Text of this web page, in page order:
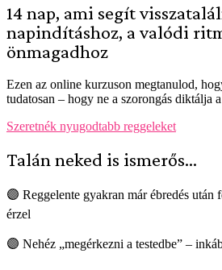
14 nap, ami segít
napindításhoz, a valódi
önmagadhoz
Ezen az online kurzuson megtanulod,
tudatosan – hogy ne a szorongás diktálja
Szeretnék nyugodtabb reggeleket
Talán neked is ismerős...
🟣 Reggelente gyakran már ébredés után
érzel
🟣 Nehéz „megérkezni a testedbe” –